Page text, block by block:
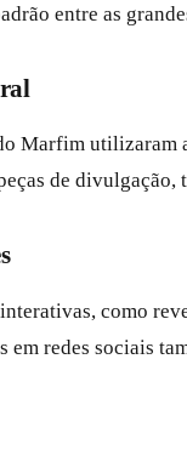
entre as
Marfim
de
como
em redes sociais